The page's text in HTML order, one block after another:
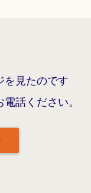
を見たのです
話ください。